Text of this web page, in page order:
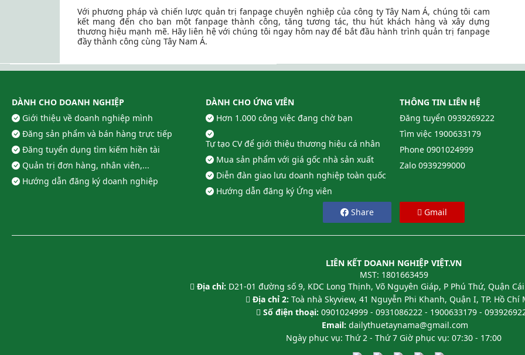
Với phương pháp và chiến lược quản trị fanpage chuyên nghiệp của công ty Tây Nam Á, chúng tôi cam
kết mang đến cho bạn một fanpage thành công, tăng tương tác, thu hút khách hàng và xây dựng
thương hiệu mạnh mẽ. Hãy liên hệ với chúng tôi ngay hôm nay để bắt đầu hành trình quản trị fanpage
đầy thành công cùng Tây Nam Á.
DÀNH CHO DOANH NGHIỆP
Giới thiệu về doanh nghiệp mình
Đăng sản phẩm và bán hàng trực tiếp
Đăng tuyển dụng tìm kiếm hiền tài
Quản trị đơn hàng, nhân viên,...
Hướng dẫn đăng ký doanh nghiệp
DÀNH CHO ỨNG VIÊN
Hơn 1.000 công việc đang chờ bạn
Tự tạo CV để giới thiệu thương hiệu cá nhân
Mua sản phẩm với giá gốc nhà sản xuất
Diễn đàn giao lưu doanh nghiệp toàn quốc
Hướng dẫn đăng ký Ứng viên
THÔNG TIN LIÊN HỆ
Đăng tuyển 0939269222
Tìm việc 1900633179
Phone 0901024999
Zalo 0939299000
Share Gmail
LIÊN KẾT DOANH NGHIỆP VIỆT.VN
MST: 1801663459
Địa chỉ: D21-01 đường số 9, KDC Long Thịnh, Võ Nguyên Giáp, P Phú Thứ, Quận
Địa chỉ 2: Toà nhà Skyview, 41 Nguyễn Phi Khanh, Quận I, TP. Hồ Chí
Số điện thoại: 0901024999 - 0931086222 - 1900633179 -
Email: dailythuetaynama@gmail.com
Ngày phục vụ: Thứ 2 - Thứ 7 Giờ phục vụ: 07:30 - 17:00